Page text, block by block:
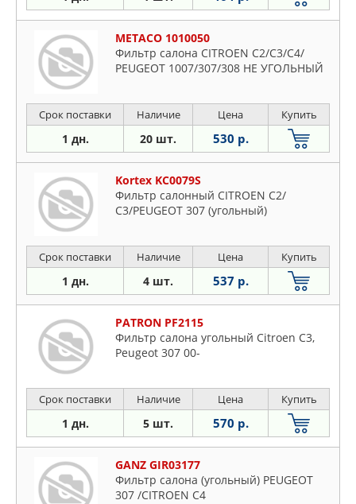
METACO 1010050
Фильтр салона CITROEN C2/C3/C4/
PEUGEOT 1007/307/308 НЕ УГОЛЬНЫЙ
Срок поставки Наличие Цена Купить
1 дн. 20 шт. 530 р.
Kortex KC0079S
Фильтр салонный CITROEN С2/
С3/PEUGEOT 307 (угольный)
Срок поставки Наличие Цена Купить
1 дн. 4 шт. 537 р.
PATRON PF2115
Фильтр салона угольный Citroen C3,
Peugeot 307 00-
Срок поставки Наличие Цена Купить
1 дн. 5 шт. 570 р.
GANZ GIR03177
Фильтр салона (угольный) PEUGEOT
307 /CITROEN C4